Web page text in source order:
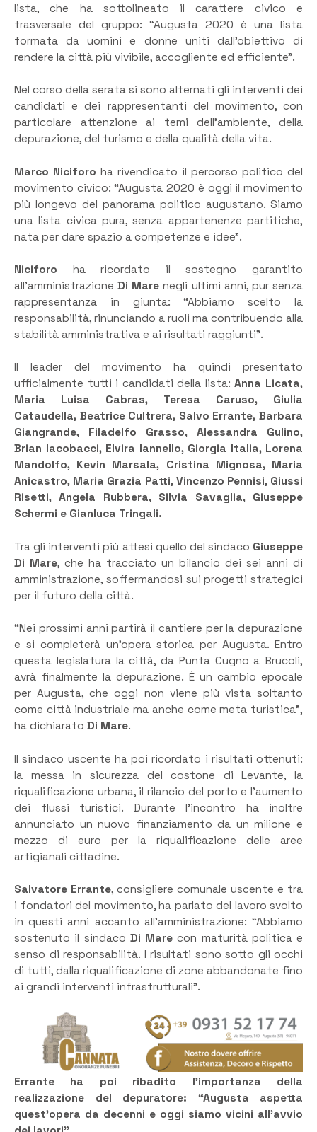
lista, che ha sottolineato il carattere civico e
trasversale del gruppo: “Augusta 2020 è una lista
formata da uomini e donne uniti dall’obiettivo di
rendere la città più vivibile, accogliente ed efficiente”.
Nel corso della serata si sono alternati gli interventi dei
candidati e dei rappresentanti del movimento, con
particolare attenzione ai temi dell’ambiente, della
depurazione, del turismo e della qualità della vita.
Marco Niciforo ha rivendicato il percorso politico del
movimento civico: “Augusta 2020 è oggi il movimento
più longevo del panorama politico augustano. Siamo
una lista civica pura, senza appartenenze partitiche,
nata per dare spazio a competenze e idee”.
Niciforo ha ricordato il sostegno garantito
all’amministrazioneDi Mare negli ultimi anni, pur senza
rappresentanza in giunta: “Abbiamo scelto la
responsabilità, rinunciando a ruoli ma contribuendo alla
stabilità amministrativa e ai risultati raggiunti”.
Il leader del movimento ha quindi presentato
ufficialmente tutti i candidati della lista:Anna Licata,
Maria Luisa Cabras, Teresa Caruso, Giulia
Cataudella, Beatrice Cultrera, Salvo Errante, Barbara
Giangrande, Filadelfo Grasso, Alessandra Gulino,
Brian Iacobacci, Elvira Iannello, Giorgia Italia, Lorena
Mandolfo, Kevin Marsala, Cristina Mignosa, Maria
Anicastro, Maria Grazia Patti, Vincenzo Pennisi, Giussi
Risetti, Angela Rubbera, Silvia Savaglia, Giuseppe
Schermi e Gianluca Tringali.
Tra gli interventi più attesi quello del sindaco Giuseppe
Di Mare, che ha tracciato un bilancio dei sei anni di
amministrazione, soffermandosi sui progetti strategici
per il futuro della città.
“Nei prossimi anni partirà il cantiere per la depurazione
e si completerà un’opera storica per Augusta. Entro
questa legislatura la città, da Punta Cugno a Brucoli,
avrà finalmente la depurazione. È un cambio epocale
per Augusta, che oggi non viene più vista soltanto
come città industriale ma anche come meta turistica”,
ha dichiarato Di Mare.
Il sindaco uscente ha poi ricordato i risultati ottenuti:
la messa in sicurezza del costone di Levante, la
riqualificazione urbana, il rilancio del porto e l’aumento
dei flussi turistici. Durante l’incontro ha inoltre
annunciato un nuovo finanziamento da un milione e
mezzo di euro per la riqualificazione delle aree
artigianali cittadine.
Salvatore Errante, consigliere comunale uscente e tra
i fondatori del movimento, ha parlato del lavoro svolto
in questi anni accanto all’amministrazione: “Abbiamo
sostenuto il sindaco Di Mare con maturità politica e
senso di responsabilità. I risultati sono sotto gli occhi
di tutti, dalla riqualificazione di zone abbandonate fino
ai grandi interventi infrastrutturali”.
Errante
ha poi ribadito l’importanza della
realizzazione del depuratore: “Augusta aspetta
quest’opera da decenni e oggi siamo vicini all’avvio